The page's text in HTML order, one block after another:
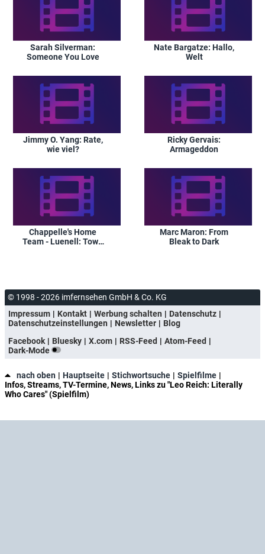
Sarah Silverman:
Someone You Love
Nate Bargatze: Hallo,
Welt
Jimmy O. Yang: Rate,
wie viel?
Ricky Gervais:
Armageddon
Chappelle's Home
Team - Luenell: Town
Marc Maron: From
Bleak to Dark
© 1998 - 2026 imfernsehen GmbH & Co. KG
Impressum
Kontakt Werbung schalten
Datenschutz
Datenschutzeinstellungen
Newsletter
Blog
Facebook
Bluesky X.com RSS-Feed
Atom-Feed
Dark-Mode
nach oben Hauptseite Stichwortsuche
Spielfilme
Infos, Streams, TV-Termine, News, Links zu "Leo Reich: Literally
Who Cares" (Spielfilm)